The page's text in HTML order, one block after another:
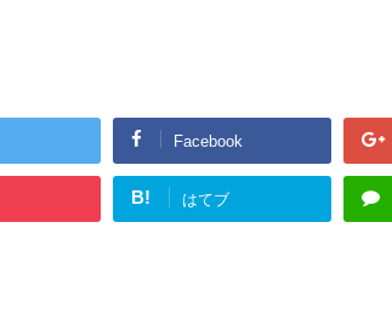
Facebook
B! はてブ